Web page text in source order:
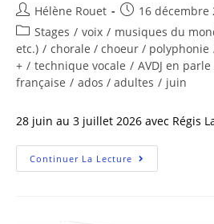
Hélène Rouet
16 décembre
Stages / voix / musiques du
etc.) / chorale / choeur / polyphonie
+ / technique vocale / AVDJ en parle
française / ados / adultes / juin
28 juin au 3 juillet 2026 avec Régis
Continuer La Lecture